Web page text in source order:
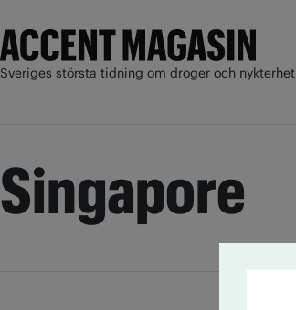
Sveriges största tidning om droger och nykterhet
Singapore